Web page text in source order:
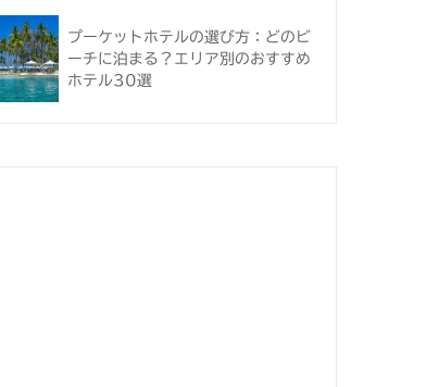
プーケットホテルの選び方：どのビ
ーチに泊まる？エリア別のおすすめ
ホテル30選